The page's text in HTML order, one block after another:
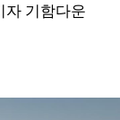
자 기함다운